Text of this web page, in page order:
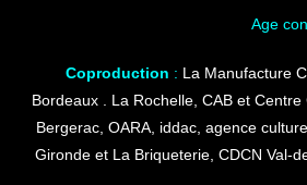
Age
Coproduction : La Manufacture
Bordeaux . La Rochelle, CAB et
Bergerac, OARA, iddac, agence
Gironde et La Briqueterie, CDCN Val-